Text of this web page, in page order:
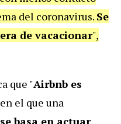
del coronavirus. Se
de vacacionar",
que "Airbnb es
el que una